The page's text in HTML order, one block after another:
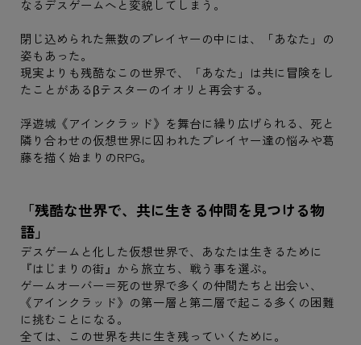
なるデスゲームへと変貌してしまう。
閉じ込められた無数のプレイヤーの中には、「あなた」の
姿もあった。
現実よりも残酷なこの世界で、「あなた」は共に冒険をし
たことがあるβテスターのイオリと再会する。
浮遊城《アインクラッド》を舞台に繰り広げられる、死と
隣り合わせの仮想世界に囚われたプレイヤー達の悩みや葛
藤を描く始まりのRPG。
「残酷な世界で、共に生きる仲間を見つける物
語」
デスゲームと化した仮想世界で、あなたは生きるために
『はじまりの街』から旅立ち、戦う事を選ぶ。
ゲームオーバー＝死の世界で多くの仲間たちと出会い、
《アインクラッド》の第一層と第二層で起こる多くの困難
に挑むことになる。
全ては、この世界を共に生き残っていくために。